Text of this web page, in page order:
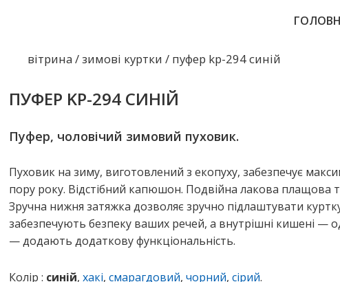
вітрина /зимові куртки / пуфер kp-294 синій
ПУФЕР KP-294 СИНІЙ
Пуфер, чоловічий зимовий пуховик.
Пуховик на зиму, виготовлений з екопуху, забезпечує
пору року. Відстібний капюшон. Подвійна лакова плащова
Зручна нижня затяжка дозволяє зручно підлаштувати
забезпечують безпеку ваших речей, а внутрішні кишені —
— додають додаткову функціональність.
Колір : синій, хакі, смарагдовий, чорний, сірий.